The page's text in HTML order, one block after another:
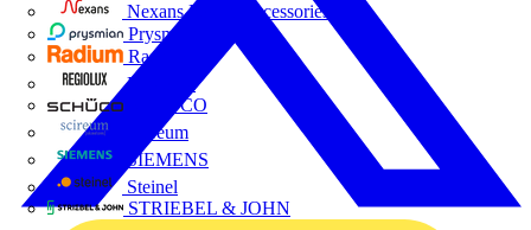
Nexans Power Accessories
Prysmian
Radium
Regiolux
SCHÜCO
Scireum
SIEMENS
Steinel
STRIEBEL & JOHN